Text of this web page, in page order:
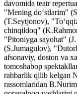
davomida teatr
"Mening doʻstlarim"
(T.Seytjonov),
chinqildoq"
"Pitoniyga sayohat"
(S.Jumagulov),
afsonaviy, doston va
tomoshabop
rahbarlik qilib kelgan
rassomlaridan